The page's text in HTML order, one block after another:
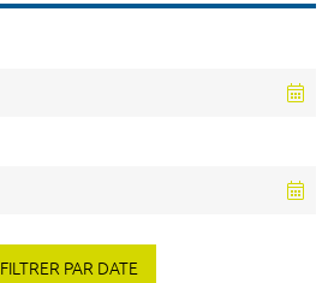
FILTRER PAR DATE